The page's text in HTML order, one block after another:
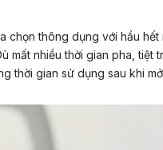
chọn thông dụng với hầu hết
mất nhiều thời gian pha,
thời gian sử dụng sau khi